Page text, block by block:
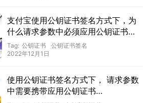
支付宝使用公钥证书签名方式下，为
什么请求参数中必须应用公钥证书
SN（app_cert_sn）？
Tag: 公钥证书
公钥证书签名
2022年12月1日
使用公钥证书签名方式下， 请求参数
中需要携带应用公钥证书